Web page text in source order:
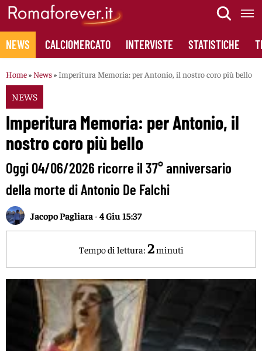
Skip
content
NEWS CALCIOMERCATO INTERVISTE STATISTICHE
Home» News» Imperitura Memoria: per Antonio, il nostro coro più bello
NEWS
Imperitura Memoria: per Antonio, il
nostro coro più bello
Oggi 04/06/2026 ricorre il 37° anniversario
della morte di Antonio De Falchi
Jacopo Pagliara -4 Giu 15:37
Tempo di lettura: 2minuti